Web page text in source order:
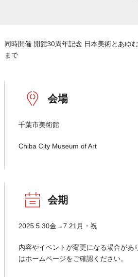
同時開催 開館30周年記念 日本美術とあゆ
まで
会場
千葉市美術館
Chiba City Museum of Art
会期
2025.5.30金→7.21月・祝
内容やイベントが変更になる場合があ
はホームページをご確認ください。